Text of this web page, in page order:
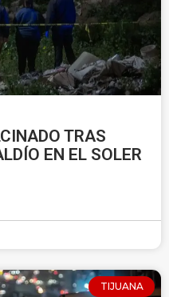
TRAS
EN EL SOLER
TIJUANA